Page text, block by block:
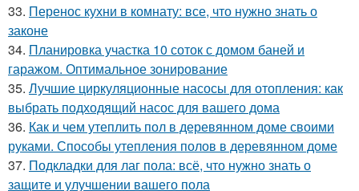
33. Перенос кухни в комнату: все, что нужно знать о
законе
34. Планировка участка 10 соток с домом баней и
гаражом. Оптимальное зонирование
35. Лучшие циркуляционные насосы для отопления: как
выбрать подходящий насос для вашего дома
36. Как и чем утеплить пол в деревянном доме своими
руками. Способы утепления полов в деревянном доме
37. Подкладки для лаг пола: всё, что нужно знать о
защите и улучшении вашего пола